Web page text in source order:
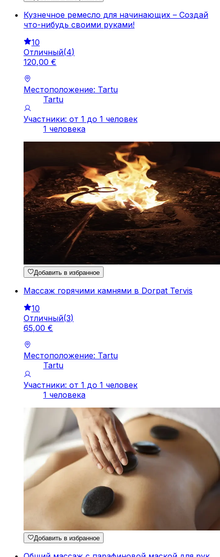
Кузнечное ремесло для начинающих – Создай
что-нибудь своими руками!
10
Отличный(4)
120,00 €
Местоположение: Tartu
Tartu
Участники: от 1 до 1 человек
1 человека
Добавить в избранное
Массаж горячими камнями в Dorpat Tervis
10
Отличный(3)
65,00 €
Местоположение: Tartu
Tartu
Участники: от 1 до 1 человек
1 человека
Добавить в избранное